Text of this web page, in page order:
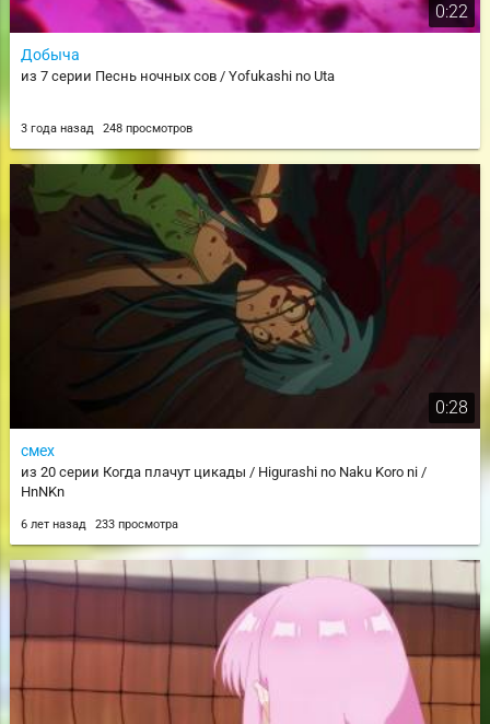
0:22
Добыча
из 7 серии Песнь ночных сов / Yofukashi no Uta
3 года назад 248 просмотров
0:28
смех
из 20 серии Когда плачут цикады / Higurashi no Naku Koro ni /
HnNKn
6 лет назад 233 просмотра